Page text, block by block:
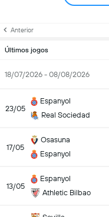
Anterior
Últimos jogos
18/07/2026 - 08/08/2026
23/05
Espanyol
Real Sociedad
17/05
Osasuna
Espanyol
13/05
Espanyol
Athletic Bilbao